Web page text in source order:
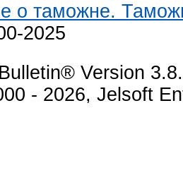
о таможне.
2025
Version
- 2026, Jelsoft